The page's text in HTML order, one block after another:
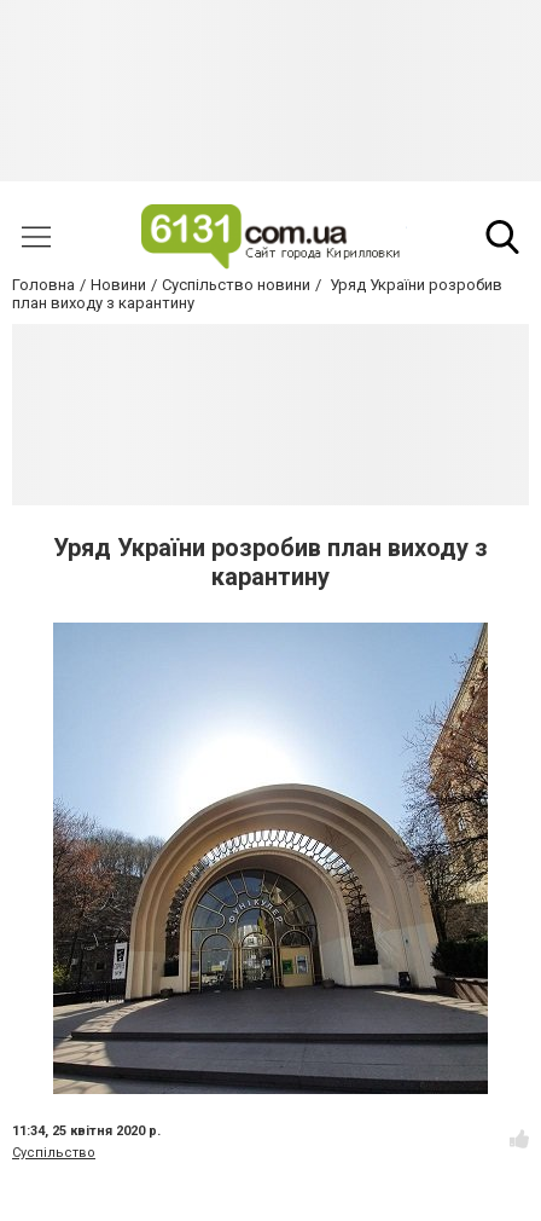
Головна Новини Суспільство новини
Уряд України розробив
план виходу з карантину
Уряд України розробив план виходу з
карантину
11:34, 25 квітня 2020 р.
Суспільство